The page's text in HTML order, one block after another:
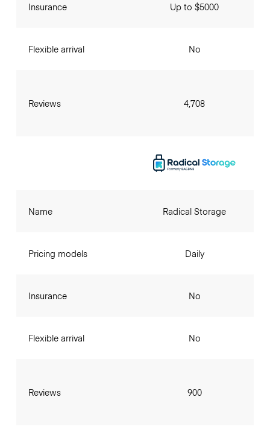
Insurance
Flexible arrival
Reviews
Up to $5000
No
4,708
Name
Pricing models
Insurance
Flexible arrival
Reviews
Radical Storage
Daily
No
No
900